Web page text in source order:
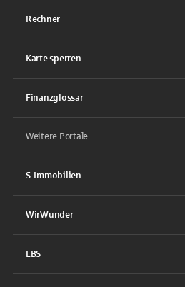
Rechner
Karte sperren
Finanzglossar
Weitere Portale
S-Immobilien
WirWunder
LBS